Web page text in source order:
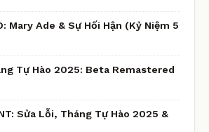
Mary Ade & Sự Hối Hận (Kỷ Niệm 5
Tự Hào 2025: Beta Remastered
Sửa Lỗi, Tháng Tự Hào 2025 &